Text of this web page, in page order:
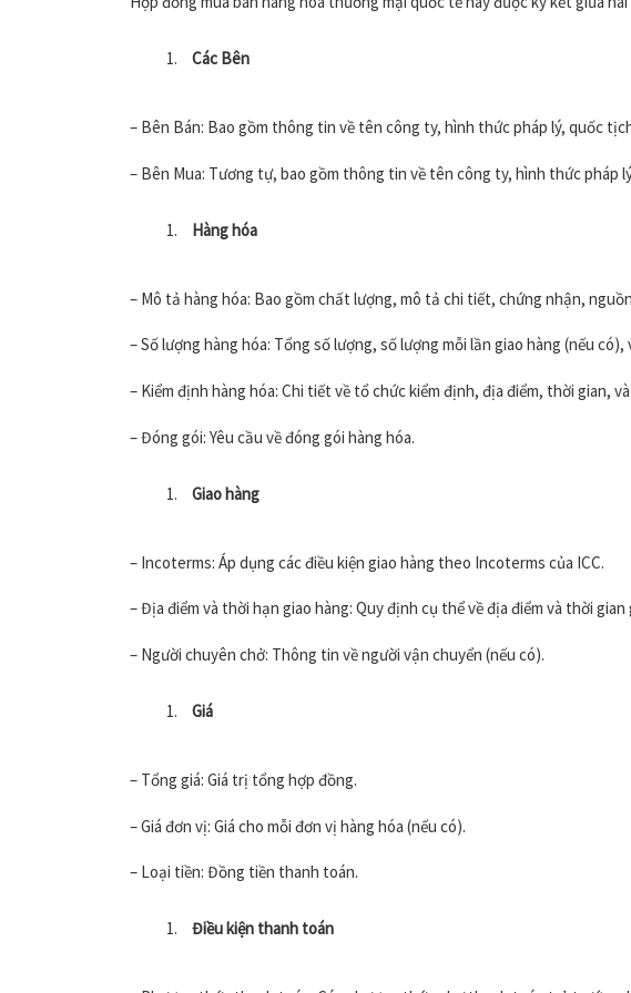
Các Bên
– Bên Bán: Bao gồm thông tin về tên công ty, hình thức pháp lý, quốc
– Bên Mua: Tương tự, bao gồm thông tin về tên công ty, hình thức pháp
Hàng hóa
– Mô tả hàng hóa: Bao gồm chất lượng, mô tả chi tiết, chứng nhận,
– Số lượng hàng hóa: Tổng số lượng, số lượng mỗi lần giao hàng (nếu
– Kiểm định hàng hóa: Chi tiết về tổ chức kiểm định, địa điểm, thời gian,
– Đóng gói: Yêu cầu về đóng gói hàng hóa.
Giao hàng
– Incoterms: Áp dụng các điều kiện giao hàng theo Incoterms của ICC.
– Địa điểm và thời hạn giao hàng: Quy định cụ thể về địa điểm và thời gian
– Người chuyên chở: Thông tin về người vận chuyển (nếu có).
Giá
– Tổng giá: Giá trị tổng hợp đồng.
– Giá đơn vị: Giá cho mỗi đơn vị hàng hóa (nếu có).
– Loại tiền: Đồng tiền thanh toán.
Điều kiện thanh toán